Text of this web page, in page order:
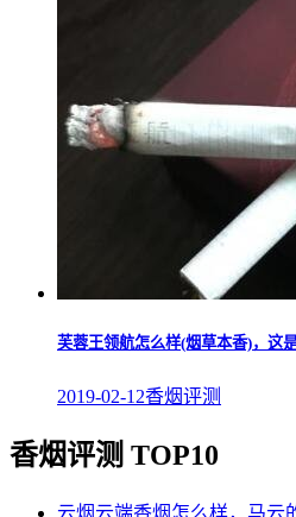
芙蓉王领航怎么样(烟草本香)，这
2019-02-12香烟评测
香烟评测 TOP10